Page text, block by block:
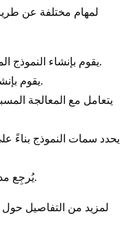
لمهام مختلفة عن
: يقوم بإنشاء النموذج المراد تدريبه.
: يقوم بإنشاء محمل البيانات.
: يُرجِع مدققاً لتقييم النموذج.
لمزيد من التفاصيل